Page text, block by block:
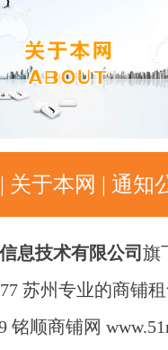
| 关于本网 | 通知
息技术有限公司 旗
苏州专业的商铺
铭顺商铺网